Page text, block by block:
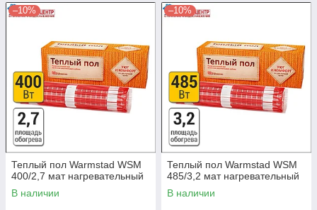
–10%
Теплый пол Warmstad WSM
400/2,7 мат нагревательный
В наличии
–10%
Теплый пол Warmstad WSM
485/3,2 мат нагревательный
В наличии